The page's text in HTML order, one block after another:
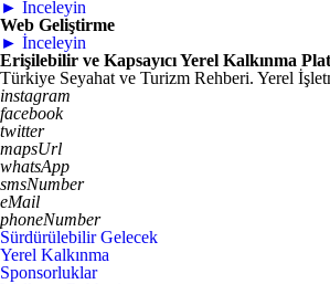
► İnceleyin
Web Geliştirme
► İnceleyin
Erişilebilir ve Kapsayıcı Yerel Kalkınma
Türkiye Seyahat ve Turizm Rehberi. Yerel
instagram
facebook
twitter
mapsUrl
whatsApp
smsNumber
eMail
phoneNumber
Sürdürülebilir Gelecek
Yerel Kalkınma
Sponsorluklar